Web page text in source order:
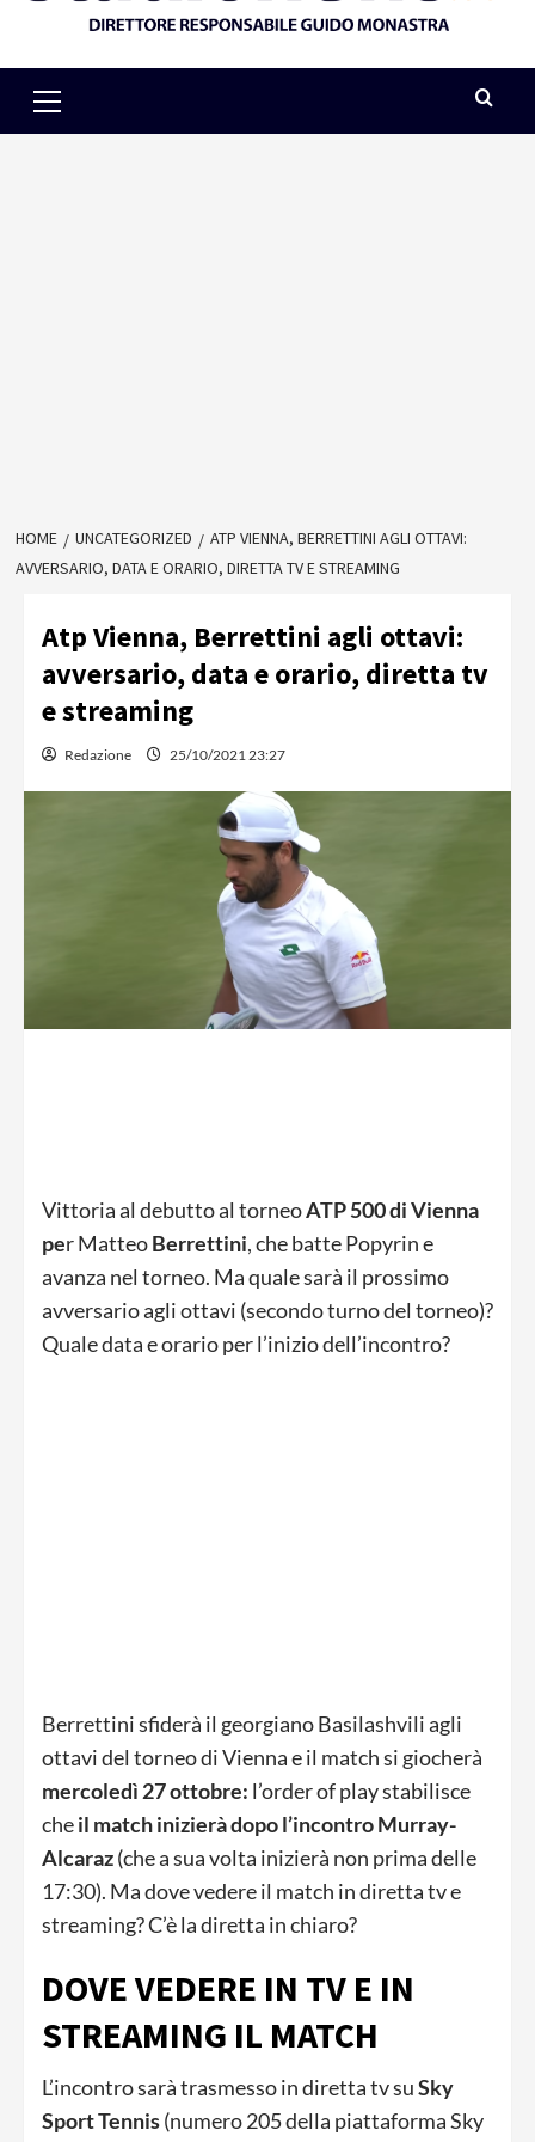
Menu
HOME UNCATEGORIZED
ATP VIENNA, BERRETTINI AGLI OTTAVI:
AVVERSARIO, DATA E ORARIO, DIRETTA TV E STREAMING
Atp Vienna, Berrettini agli ottavi:
avversario, data e orario, diretta tv
e streaming
Redazione 25/10/2021 23:27
Vittoria al debutto al torneoATP 500 di Vienna
per MatteoBerrettini, che batte Popyrin e
avanza nel torneo. Ma quale sarà il prossimo
avversario agli ottavi (secondo turno del torneo)?
Quale data e orario per l’inizio dell’incontro?
Berrettini sfiderà il georgiano Basilashvili agli
ottavi del torneo di Vienna e il match si giocherà
mercoledì 27 ottobre: l’order of play stabilisce
cheil match inizierà dopo l’incontro Murray-
Alcaraz(che a sua volta inizierà non prima delle
17:30). Ma dove vedere il match in diretta tv e
streaming? C’è la diretta in chiaro?
DOVE VEDERE IN TV E IN
STREAMING IL MATCH
L’incontro sarà trasmesso in diretta tv suSky
Sport Tennis(numero 205 della piattaforma Sky